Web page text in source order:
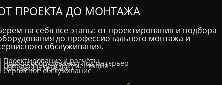
ПРОЕКТА ДО МОНТАЖА
на себя все этапы: от проектирования и подбора
до профессионального монтажа и
обслуживания.
Проектирование и расчёты
Подбор оборудования под интерьер
Согласование и документация
Поставка и монтаж
Сервисное обслуживание